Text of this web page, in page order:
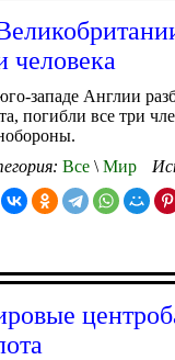
человека
западе Англии
погибли все три
Все \ Мир